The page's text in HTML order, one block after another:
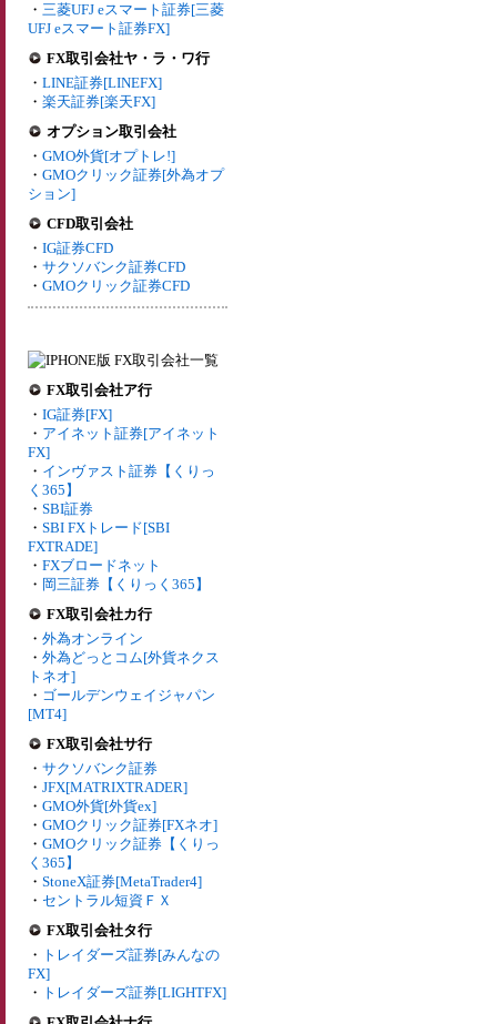
・ 三菱UFJ eスマート証券[三菱
UFJ eスマート証券FX]
FX取引会社ヤ・ラ・ワ行
・ LINE証券[LINEFX]
・ 楽天証券[楽天FX]
オプション取引会社
・ GMO外貨[オプトレ!]
・ GMOクリック証券[外為オプ
ション]
CFD取引会社
・ IG証券CFD
・ サクソバンク証券CFD
・ GMOクリック証券CFD
FX取引会社ア行
・ IG証券[FX]
・ アイネット証券[アイネット
FX]
・ インヴァスト証券【くりっ
く365】
・ SBI証券
・ SBI FXトレード[SBI
FXTRADE]
・ FXブロードネット
・ 岡三証券【くりっく365】
FX取引会社カ行
・ 外為オンライン
・ 外為どっとコム[外貨ネクス
トネオ]
・ ゴールデンウェイジャパン
[MT4]
FX取引会社サ行
・ サクソバンク証券
・ JFX[MATRIXTRADER]
・ GMO外貨[外貨ex]
・ GMOクリック証券[FXネオ]
・ GMOクリック証券【くりっ
く365】
・ StoneX証券[MetaTrader4]
・ セントラル短資ＦＸ
FX取引会社タ行
・ トレイダーズ証券[みんなの
FX]
・ トレイダーズ証券[LIGHTFX]